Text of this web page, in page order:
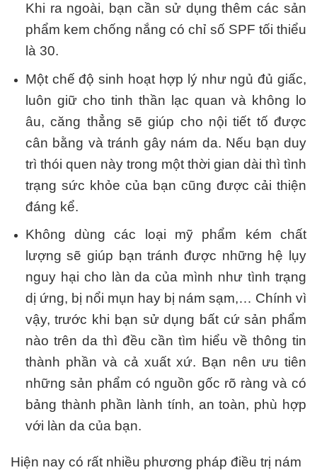
Khi ra ngoài, bạn cần sử dụng thêm các sản
phẩm kem chống nắng có chỉ số SPF tối thiểu
là 30.
Một chế độ sinh hoạt hợp lý như ngủ đủ giấc,
luôn giữ cho tinh thần lạc quan và không lo
âu, căng thẳng sẽ giúp cho nội tiết tố được
cân bằng và tránh gây nám da. Nếu bạn duy
trì thói quen này trong một thời gian dài thì tình
trạng sức khỏe của bạn cũng được cải thiện
đáng kể.
Không dùng các loại mỹ phẩm kém chất
lượng sẽ giúp bạn tránh được những hệ lụy
nguy hại cho làn da của mình như tình trạng
dị ứng, bị nổi mụn hay bị nám sạm,… Chính vì
vậy, trước khi bạn sử dụng bất cứ sản phẩm
nào trên da thì đều cần tìm hiểu về thông tin
thành phần và cả xuất xứ. Bạn nên ưu tiên
những sản phẩm có nguồn gốc rõ ràng và có
bảng thành phần lành tính, an toàn, phù hợp
với làn da của bạn.
Hiện nay có rất nhiều phương pháp điều trị nám